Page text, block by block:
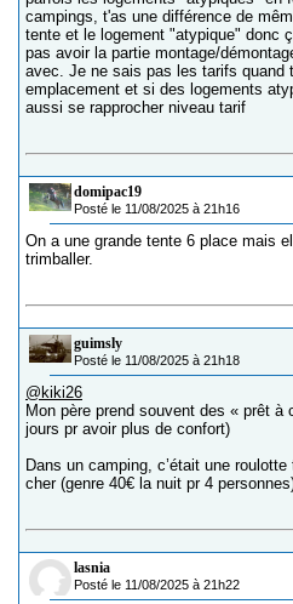
campings, t'as une différence de
tente et le logement "atypique" donc
pas avoir la partie montage/
avec. Je ne sais pas les tarifs quand
emplacement et si des logements
aussi se rapprocher niveau tarif
domipac19
Posté le 11/08/2025 à 21h16
On a une grande tente 6 place mais
trimballer.
guimsly
Posté le 11/08/2025 à 21h18
@kiki26
Mon père prend souvent des « prêt
jours pr avoir plus de confort)
Dans un camping, c’était une
cher (genre 40€ la nuit pr 4
lasnia
Posté le 11/08/2025 à 21h22